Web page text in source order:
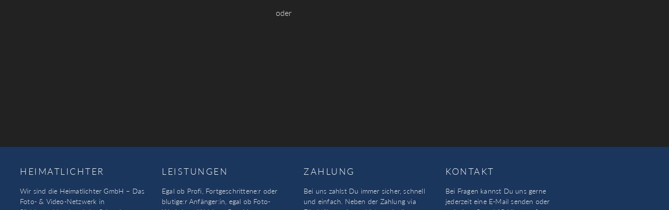
oder
HEIMATLICHTER
Wir sind die Heimatlichter GmbH – Das
Foto- & Video-Netzwerk in
LEISTUNGEN
Egal ob Profi, Fortgeschrittene:r oder
blutige:r Anfänger:in, egal ob Foto-
ZAHLUNG
Bei uns zahlst Du immer sicher, schnell
und einfach. Neben der Zahlung via
KONTAKT
Bei Fragen kannst Du uns gerne
jederzeit eine E-Mail senden oder